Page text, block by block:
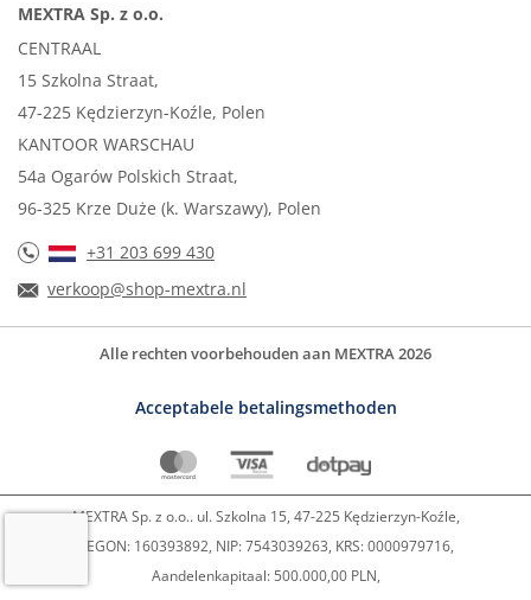
MEXTRA Sp. z o.o.
CENTRAAL
15 Szkolna Straat,
47-225 Kędzierzyn-Koźle, Polen
KANTOOR WARSCHAU
54a Ogarów Polskich Straat,
96-325 Krze Duże (k. Warszawy), Polen
+31 203 699 430
verkoop@shop-mextra.nl
Alle rechten voorbehouden aan MEXTRA 2026
Acceptabele betalingsmethoden
MEXTRA Sp. z o.o.. ul. Szkolna 15, 47-225 Kędzierzyn-Koźle,
REGON: 160393892, NIP: 7543039263, KRS: 0000979716,
Aandelenkapitaal: 500.000,00 PLN,